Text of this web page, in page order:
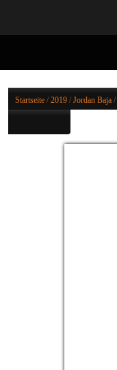
Startseite / 2019 / Jordan Baja /